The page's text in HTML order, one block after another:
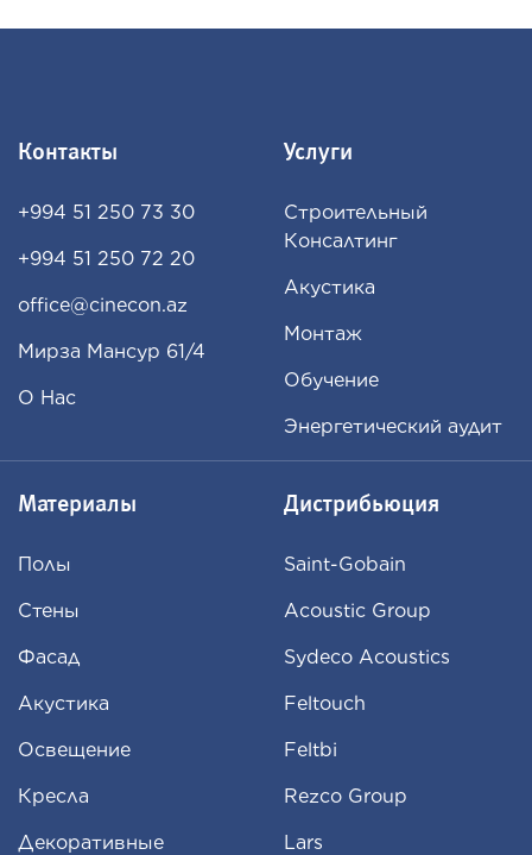
Контакты
+994 51 250 73 30
+994 51 250 72 20
office@cinecon.az
Мирза Мансур 61/4
О Нас
Услуги
Строительный
Консалтинг
Акустика
Монтаж
Обучение
Энергетический аудит
Материалы
Полы
Стены
Фасад
Aкустика
Освещение
Кресла
Декоративные
Дистрибьюция
Saint-Gobain
Acoustic Group
Sydeco Acoustics
Feltouch
Feltbi
Rezco Group
Lars